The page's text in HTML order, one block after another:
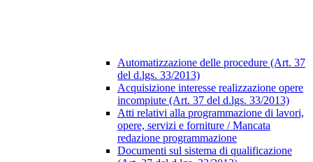
Automatizzazione delle procedure (Art. 37
del d.lgs. 33/2013)
Acquisizione interesse realizzazione opere
incompiute (Art. 37 del d.lgs. 33/2013)
Atti relativi alla programmazione di lavori,
opere, servizi e forniture / Mancata
redazione programmazione
Documenti sul sistema di qualificazione